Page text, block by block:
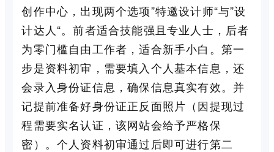
创作中心，出现两个选项”特邀设计师“与”设
计达人“。前者适合技能强且专业人士，后者
为零门槛自由工作者，适合新手小白。第一
步是资料初审，需要填入个人基本信息，还
会录入身份证信息，确保信息真实有效。并
记提前准备好身份证正反面照片（因提现过
程需要实名认证，该网站会给予严格保
密）。个人资料初审通过后即可进行第二